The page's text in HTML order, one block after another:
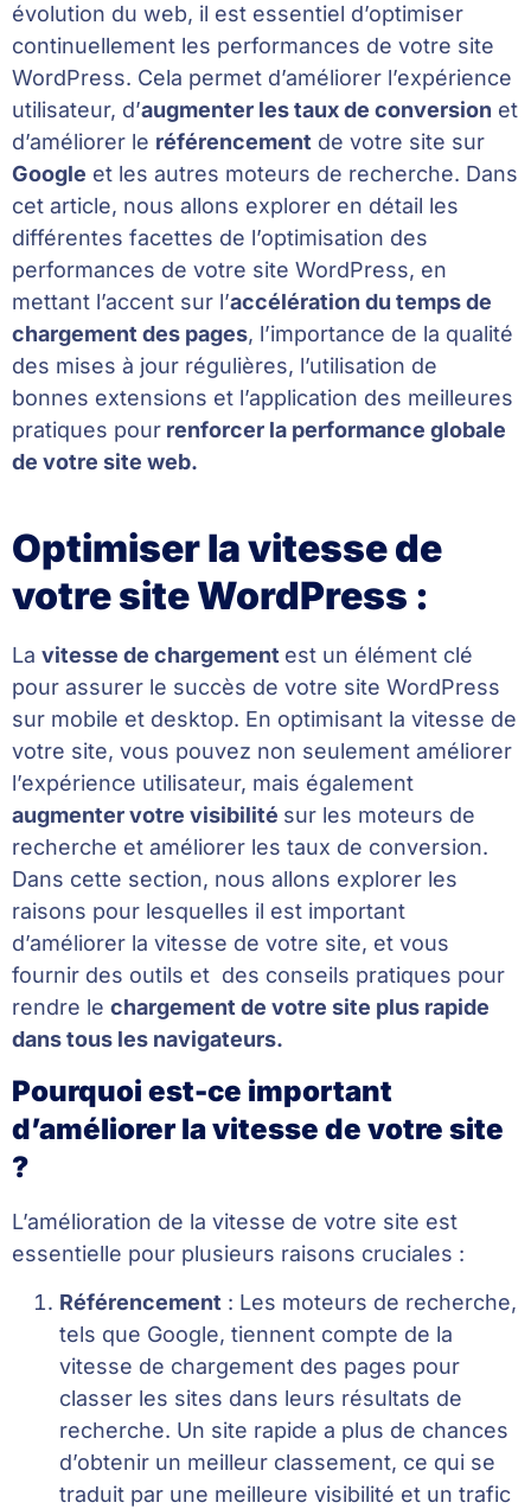
évolution du web, il est essentiel d’optimiser
continuellement les performances de votre site
WordPress. Cela permet d’améliorer l’expérience
utilisateur, d’augmenter les taux de conversion et
d’améliorer le référencement de votre site sur
Google et les autres moteurs de recherche. Dans
cet article, nous allons explorer en détail les
différentes facettes de l’optimisation des
performances de votre site WordPress, en
mettant l’accent sur l’accélération du temps de
chargement des pages, l’importance de la qualité
des mises à jour régulières, l’utilisation de
bonnes extensions et l’application des meilleures
pratiques pour renforcer la performance globale
de votre site web.
Optimiser la vitesse de
votre site WordPress :
La vitesse de chargement est un élément clé
pour assurer le succès de votre site WordPress
sur mobile et desktop. En optimisant la vitesse de
votre site, vous pouvez non seulement améliorer
l’expérience utilisateur, mais également
augmenter votre visibilité sur les moteurs de
recherche et améliorer les taux de conversion.
Dans cette section, nous allons explorer les
raisons pour lesquelles il est important
d’améliorer la vitesse de votre site, et vous
fournir des outils et des conseils pratiques pour
rendre le chargement de votre site plus rapide
dans tous les navigateurs.
Pourquoi est-ce important
d’améliorer la vitesse de votre site
?
L’amélioration de la vitesse de votre site est
essentielle pour plusieurs raisons cruciales :
Référencement : Les moteurs de recherche,
tels que Google, tiennent compte de la
vitesse de chargement des pages pour
classer les sites dans leurs résultats de
recherche. Un site rapide a plus de chances
d’obtenir un meilleur classement, ce qui se
traduit par une meilleure visibilité et un trafic